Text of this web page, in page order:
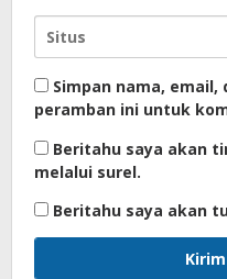
Simpan nama, email,
peramban ini untuk
Beritahu saya akan
melalui surel.
Beritahu saya akan